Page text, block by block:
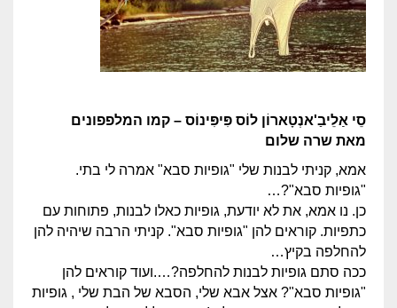
סֵי אַלֵיבַ'אנְטָארוֹן לוֹס פִּיפִּינוֹס – קמו המלפפונים
מאת שרה שלום
אמא, קניתי לבנות שלי "גופיות סבא" אמרה לי בתי.
"גופיות סבא"?…
כן. נו אמא, את לא יודעת, גופיות כאלו לבנות, פתוחות עם
כתפיות. קוראים להן "גופיות סבא". קניתי הרבה שיהיה להן
להחלפה בקיץ…
ככה סתם גופיות לבנות להחלפה?….ועוד קוראים להן
"גופיות סבא"? אצל אבא שלי, הסבא של הבת שלי , גופיות